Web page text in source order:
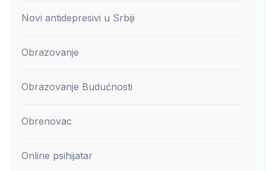
Novi antidepresivi u Srbiji
Obrazovanje
Obrazovanje Budućnosti
Obrenovac
Online psihijatar